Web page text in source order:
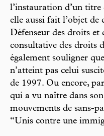
l’instauration d’un
elle aussi fait l’objet
Défenseur des droits
consultative des droits
également souligner
n’atteint pas celui
de 1997. Ou encore,
qui a vu naître dans
mouvements de sans-
“Unis contre une